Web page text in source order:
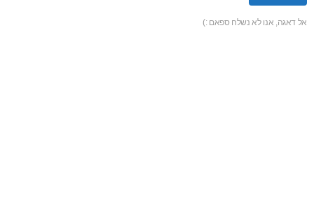
אל דאגה, אנו לא נשלח ספאם :)